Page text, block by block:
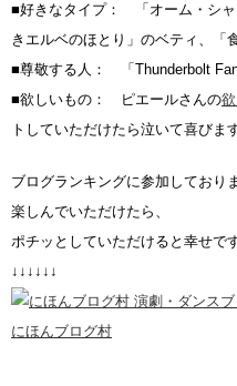
■好きなタイプ： 「オーム・シ
きエルベのほとり」のベティ、「
■尊敬する人： 「Thunderbolt
■欲しいもの： ピエールさんの
トしていただけたら泣いて喜びます
ブログランキングに参加しており
楽しんでいただけたら、
ポチッとしていただけると幸せで
↓↓↓↓↓↓
にほんブログ村